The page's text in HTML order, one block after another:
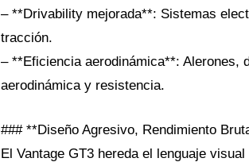
– **Drivability mejorada**: Sistemas
tracción.
– **Eficiencia aerodinámica**: Alerones,
aerodinámica y resistencia.
### **Diseño Agresivo, Rendimiento
El Vantage GT3 hereda el lenguaje